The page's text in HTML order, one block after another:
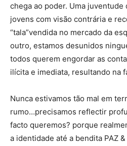
chega ao poder. Uma juventude
jovens com visão contrária e
“tala”vendida no mercado da
outro, estamos desunidos
todos querem engordar as
ilícita e imediata, resultando na
Nunca estivamos tão mal em
rumo…precisamos reflectir
facto queremos? porque
a identidade até a bendita PAZ &